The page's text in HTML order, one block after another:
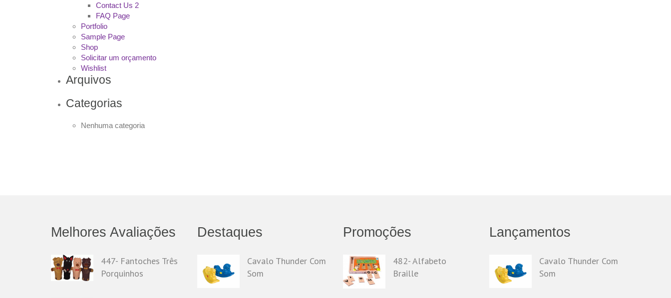
Contact Us 2
FAQ Page
Portfolio
Sample Page
Shop
Solicitar um orçamento
Wishlist
Arquivos
Categorias
Nenhuma categoria
Melhores Avaliações
447- Fantoches Três
Porquinhos
Destaques
Cavalo Thunder Com
Som
Promoções
482- Alfabeto
Braille
Lançamentos
Cavalo Thunder Com
Som